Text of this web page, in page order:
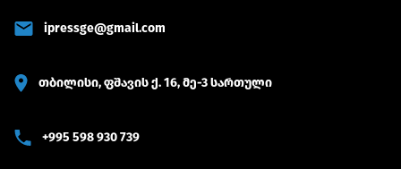
ipressge@gmail.com
თბილისი, ფშავის ქ. 16, მე-3 სართული
+995 598 930 739